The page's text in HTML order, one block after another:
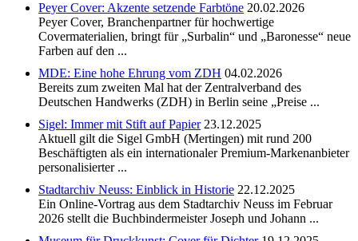
Peyer Cover: Akzente setzende Farbtöne 20.02.2026
Peyer Cover, Branchenpartner für hochwertige
Covermaterialien, bringt für „Surbalin“ und „Baronesse“ neue
Farben auf den ...
MDE: Eine hohe Ehrung vom ZDH 04.02.2026
Bereits zum zweiten Mal hat der Zentralverband des
Deutschen Handwerks (ZDH) in Berlin seine „Preise ...
Sigel: Immer mit Stift auf Papier23.12.2025
Aktuell gilt die Sigel GmbH (Mertingen) mit rund 200
Beschäftigten als ein internationaler Premium-Markenanbieter
personalisierter ...
Stadtarchiv Neuss: Einblick in Historie 22.12.2025
Ein Online-Vortrag aus dem Stadtarchiv Neuss im Februar
2026 stellt die Buchbindermeister Joseph und Johann ...